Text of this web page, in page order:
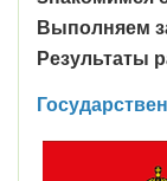
Выполняем
Результаты